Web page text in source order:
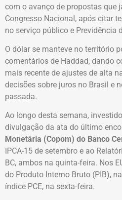
com o avanço de propostas que
Congresso Nacional, após citar
no serviço público e Previdência
O dólar se manteve no território
comentários de Haddad, dando
mais recente de ajustes de alta
decisões sobre juros no Brasil e
passada.
Ao longo desta semana,
divulgação da ata do último
Monetária (Copom) do Banco
IPCA-15 de setembro e ao
BC, ambos na quinta-feira. Nos
do Produto Interno Bruto (PIB),
índice PCE, na sexta-feira.